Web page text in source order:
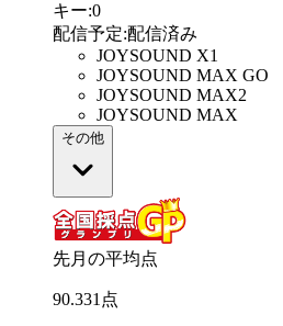
キー:0
配信予定:配信済み
JOYSOUND X1
JOYSOUND MAX GO
JOYSOUND MAX2
JOYSOUND MAX
その他
先月の平均点
90.331 点